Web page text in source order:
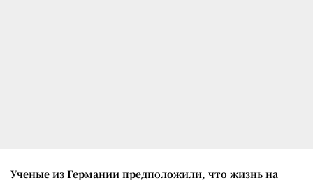
Ученые из Германии предположили, что жизнь на